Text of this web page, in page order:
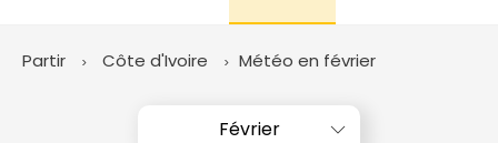
Partir Côte d'Ivoire Météo en février
Février
Mars Avril
Juillet
Août Septembre
Octobre